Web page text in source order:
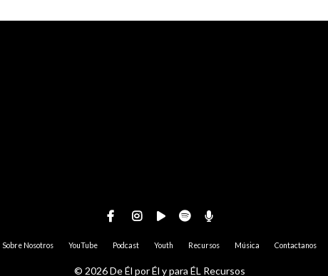
Sobre Nosotros YouTube Podcast Youth Recursos Música Contactanos
© 2026 De Él por Él y para ÉL Recursos